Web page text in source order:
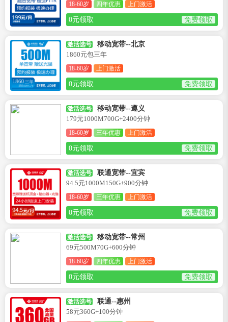
18-60岁 四年优惠 上门激活
0元领取 免费领取
激活选号
移动宽带--北京
1860元包三年
18-60岁 上门激活
0元领取 免费领取
激活选号
移动宽带--遵义
179元1000M700G+2400分钟
18-60岁 三年优惠 上门激活
0元领取 免费领取
激活选号
联通宽带--宜宾
94.5元1000M150G+900分钟
18-60岁 三年优惠 上门激活
0元领取 免费领取
激活选号
移动宽带--常州
69元500M70G+600分钟
18-60岁 四年优惠 上门激活
0元领取 免费领取
激活选号
联通--惠州
58元360G+100分钟